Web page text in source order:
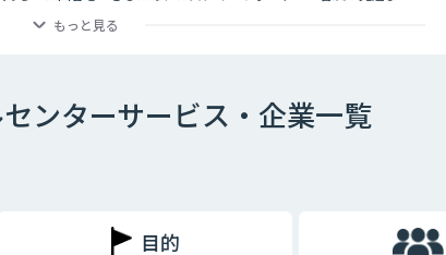
要な回答に注力できるようになり、電話対応の品質も向上しました。
た、AIによる自然なコミュニケーションを図ることで、顧客との関係
、利用者の意図する回答ができなかった場合は、オペレーターによる
す。専門スキルを持ったオペレーターがチャットによる対応を行うと
回します。また、蓄積されたナレッジは、問い合わせをリアルタイムで
をオペレーターに提示するサービスにも活用することが可能です。回答
もっと見る
ンターサービス・企業一覧
目的